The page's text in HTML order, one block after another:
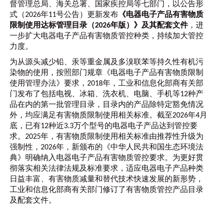
督管理总局、海关总署、国家疾控局等七部门，以公告形
式（2026年11号公告）更新发布 《电器电子产品有害物质
限制使用达标管理目录（2026年版）》及其配套文件，进
一步扩大电器电子产品有害物质管控种类，持续加大管控
力度。
为从源头减少铅、汞等重金属及多溴联苯等持久性有机污
染物的使用，按照部门规章《电器电子产品有害物质限制
使用管理办法》要求，2018年，工业和信息化部商有关部
门发布了包括电视、冰箱、洗衣机、电脑、手机等12种产
品在内的第一批管理目录，目录内的产品除特定豁免情况
外，均应满足有害物质限制使用相关标准。截至2026年4月
底，已有12种近3.3万个型号的电器电子产品达到管控要
求。2025年，有害物质限制使用相关标准由推荐性升级为
强制性，2026年，新颁布的《中华人民共和国生态环境法
典》明确纳入电器电子产品有害物质管控要求。为更好贯
彻落实相关法律法规及标准要求，适应电器电子产品种类
日益丰富、有害物质减量和替代技术快速发展的新形势，
工业和信息化部商有关部门修订了有害物质管控产品目录
及配套文件。